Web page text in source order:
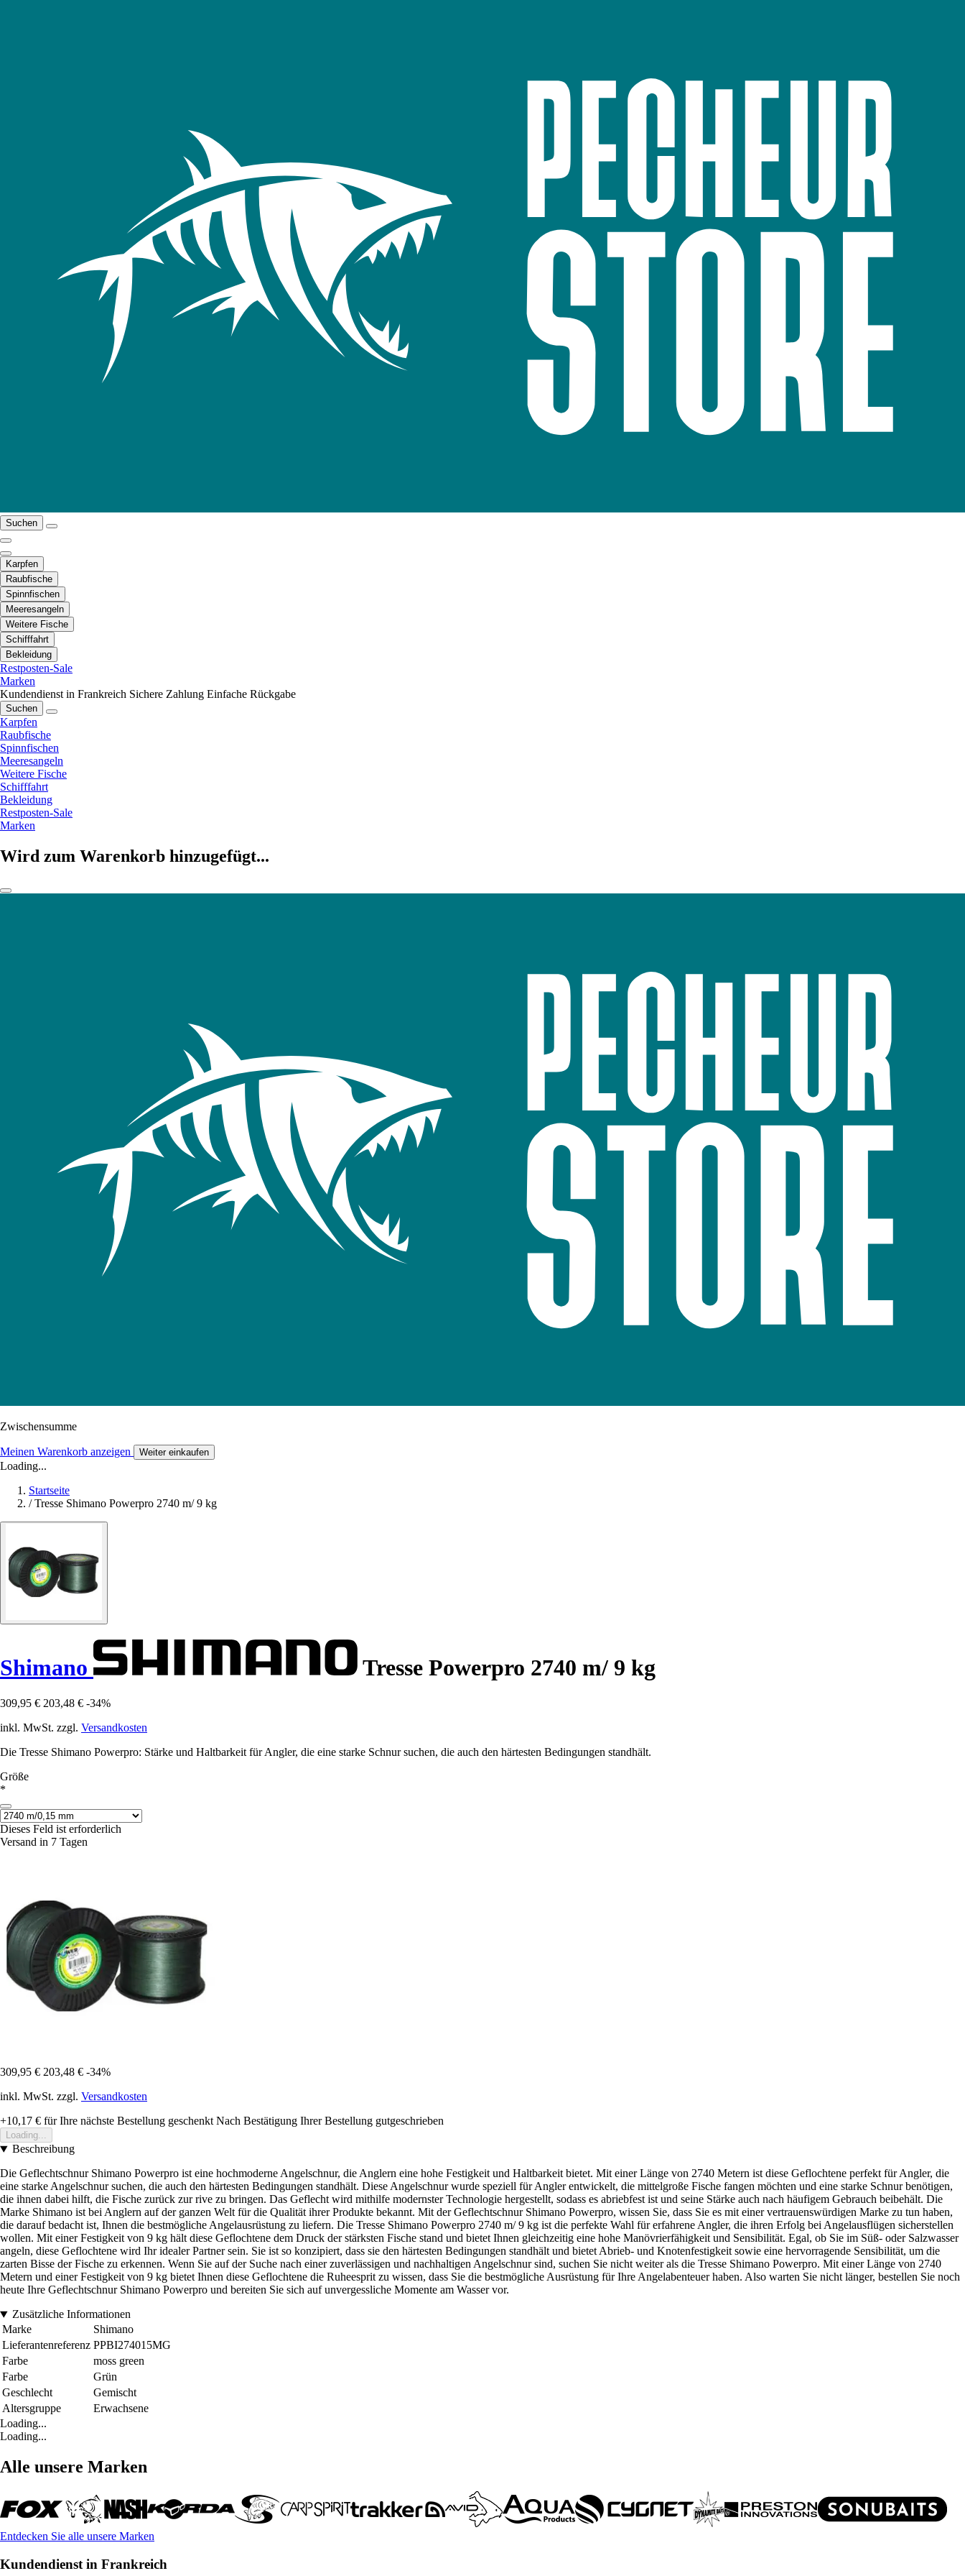
Suchen
Karpfen
Raubfische
Spinnfischen
Meeresangeln
Weitere Fische
Schifffahrt
Bekleidung
Restposten-Sale
Marken
Kundendienst in Frankreich Sichere Zahlung Einfache Rückgabe
Suchen
Karpfen
Raubfische
Spinnfischen
Meeresangeln
Weitere Fische
Schifffahrt
Bekleidung
Restposten-Sale
Marken
Wird zum Warenkorb hinzugefügt...
Zwischensumme
Meinen Warenkorb anzeigen Weiter einkaufen
Loading...
Startseite
/ Tresse Shimano Powerpro 2740 m/ 9 kg
Shimano Tresse Powerpro 2740 m/ 9 kg
309,95 € 203,48 € -34%
inkl. MwSt. zzgl. Versandkosten
Die Tresse Shimano Powerpro: Stärke und Haltbarkeit für Angler, die eine starke Schnur suchen, die auch den härtesten Bedingungen standhält.
Größe
*
Dieses Feld ist erforderlich
Versand in 7 Tagen
309,95 € 203,48 € -34%
inkl. MwSt. zzgl. Versandkosten
+10,17 € für Ihre nächste Bestellung geschenkt Nach Bestätigung Ihrer Bestellung gutgeschrieben
Loading...
Beschreibung
Die Geflechtschnur Shimano Powerpro ist eine hochmoderne Angelschnur, die Anglern eine hohe Festigkeit und Haltbarkeit bietet. Mit einer Länge von 2740 Metern ist diese Geflochtene perfekt für Angler, die
eine starke Angelschnur suchen, die auch den härtesten Bedingungen standhält. Diese Angelschnur wurde speziell für Angler entwickelt, die mittelgroße Fische fangen möchten und eine starke Schnur benötigen,
die ihnen dabei hilft, die Fische zurück zur rive zu bringen. Das Geflecht wird mithilfe modernster Technologie hergestellt, sodass es abriebfest ist und seine Stärke auch nach häufigem Gebrauch beibehält. Die
Marke Shimano ist bei Anglern auf der ganzen Welt für die Qualität ihrer Produkte bekannt. Mit der Geflechtschnur Shimano Powerpro, wissen Sie, dass Sie es mit einer vertrauenswürdigen Marke zu tun haben,
die darauf bedacht ist, Ihnen die bestmögliche Angelausrüstung zu liefern. Die Tresse Shimano Powerpro 2740 m/ 9 kg ist die perfekte Wahl für erfahrene Angler, die ihren Erfolg bei Angelausflügen sicherstellen
wollen. Mit einer Festigkeit von 9 kg hält diese Geflochtene dem Druck der stärksten Fische stand und bietet Ihnen gleichzeitig eine hohe Manövrierfähigkeit und Sensibilität. Egal, ob Sie im Süß- oder Salzwasser
angeln, diese Geflochtene wird Ihr idealer Partner sein. Sie ist so konzipiert, dass sie den härtesten Bedingungen standhält und bietet Abrieb- und Knotenfestigkeit sowie eine hervorragende Sensibilität, um die
zarten Bisse der Fische zu erkennen. Wenn Sie auf der Suche nach einer zuverlässigen und nachhaltigen Angelschnur sind, suchen Sie nicht weiter als die Tresse Shimano Powerpro. Mit einer Länge von 2740
Metern und einer Festigkeit von 9 kg bietet Ihnen diese Geflochtene die Ruheesprit zu wissen, dass Sie die bestmögliche Ausrüstung für Ihre Angelabenteuer haben. Also warten Sie nicht länger, bestellen Sie noch
heute Ihre Geflechtschnur Shimano Powerpro und bereiten Sie sich auf unvergessliche Momente am Wasser vor.
Zusätzliche Informationen
Marke
Shimano
Lieferantenreferenz PPBI274015MG
Farbe
moss green
Farbe
Grün
Geschlecht
Gemischt
Altersgruppe
Erwachsene
Loading...
Loading...
Alle unsere Marken
Entdecken Sie alle unsere Marken
Kundendienst in Frankreich